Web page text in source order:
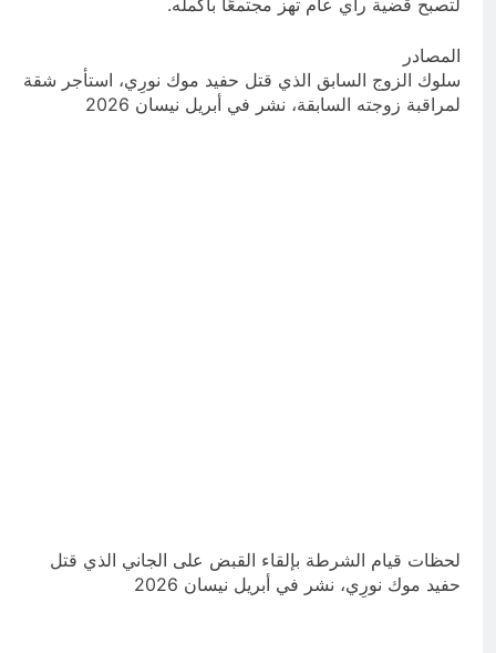
لتصبح قضية رأي عام تهز مجتمعًا بأكمله.
المصادر
سلوك الزوج السابق الذي قتل حفيد موك نورِي، استأجر شقة
لمراقبة زوجته السابقة، نشر في أبريل نيسان 2026
لحظات قيام الشرطة بإلقاء القبض على الجاني الذي قتل
حفيد موك نورِي، نشر في أبريل نيسان 2026